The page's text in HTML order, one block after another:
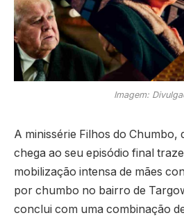
Imagem:
A minissérie Filhos do Chumbo,
chega ao seu episódio final
mobilização intensa de mães
por chumbo no bairro de
conclui com uma combinação